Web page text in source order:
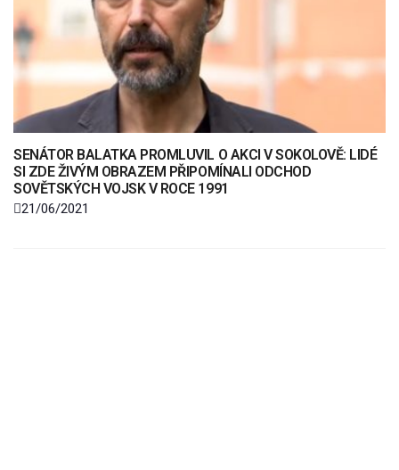
SENÁTOR BALATKA PROMLUVIL O AKCI V SOKOLOVĚ: LIDÉ
SI ZDE ŽIVÝM OBRAZEM PŘIPOMÍNALI ODCHOD
SOVĚTSKÝCH VOJSK V ROCE 1991
21/06/2021